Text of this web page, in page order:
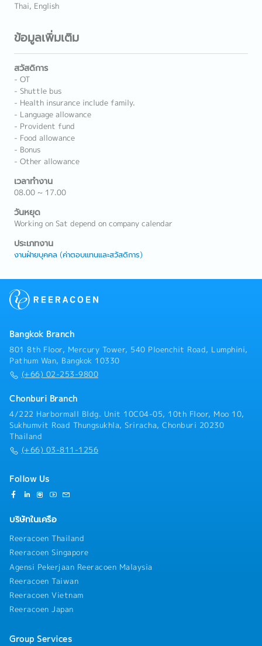
Thai, English
ข้อมูลเพิ่มเติม
สวัสดิการ
- OT
- Shuttle bus
- Health insurance include family.
- Language allowance
- Provident fund
- Food allowance
- Bonus
- Other allowance
เวลาทำงาน
08.00 ~ 17.00
วันหยุด
Working on Sat depend on company calendar
ประเภทงาน
งานฝ่ายบุคคล (ค่าตอบแทนและสวัสดิการ)
Bangkok Branch
801 8th Floor, Mercury Tower, 540 Ploenchit Road, Lumphini,
Pathum Wan, Bangkok 10330
(+66) 02-253-9800
Chonburi Branch
4/222 Harbormall Bldg. Unit 10C04-05, 10th Floor, Moo 10,
Sukhumvit Road Thungsukhla, Sriracha, Chonburi 20230
Thailand
(+66) 03-811-1256
Follow Us
บริษัทในเครือ
Reeracoen Thailand
Reeracoen Singapore
Agensi Pekerjaan Reeracoen Malaysia
Reeracoen Taiwan
Reeracoen Vietnam
Reeracoen Japan
Group Services